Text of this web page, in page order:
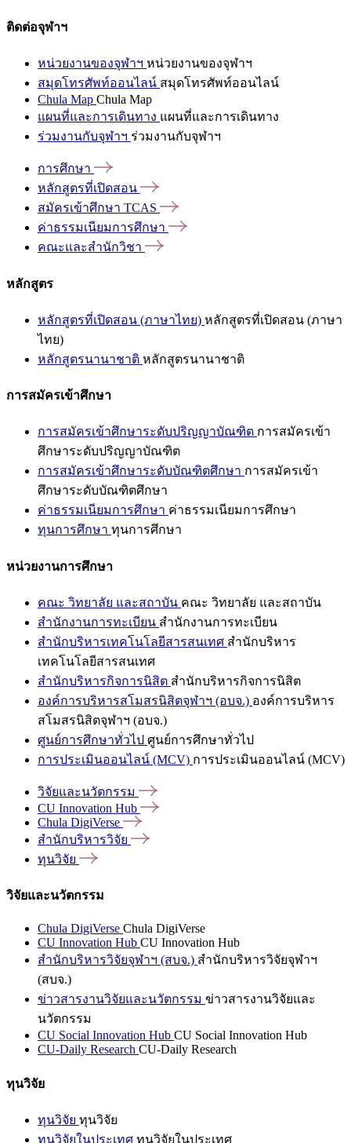
ติดต่อจุฬาฯ
หน่วยงานของจุฬาฯ หน่วยงานของจุฬาฯ
สมุดโทรศัพท์ออนไลน์ สมุดโทรศัพท์ออนไลน์
Chula Map Chula Map
แผนที่และการเดินทาง แผนที่และการเดินทาง
ร่วมงานกับจุฬาฯ ร่วมงานกับจุฬาฯ
การศึกษา
หลักสูตรที่เปิดสอน
สมัครเข้าศึกษา TCAS
ค่าธรรมเนียมการศึกษา
คณะและสำนักวิชา
หลักสูตร
หลักสูตรที่เปิดสอน (ภาษาไทย) หลักสูตรที่เปิดสอน (ภาษา
ไทย)
หลักสูตรนานาชาติ หลักสูตรนานาชาติ
การสมัครเข้าศึกษา
การสมัครเข้าศึกษาระดับปริญญาบัณฑิต การสมัครเข้า
ศึกษาระดับปริญญาบัณฑิต
การสมัครเข้าศึกษาระดับบัณฑิตศึกษา การสมัครเข้า
ศึกษาระดับบัณฑิตศึกษา
ค่าธรรมเนียมการศึกษา ค่าธรรมเนียมการศึกษา
ทุนการศึกษา ทุนการศึกษา
หน่วยงานการศึกษา
คณะ วิทยาลัย และสถาบัน คณะ วิทยาลัย และสถาบัน
สำนักงานการทะเบียน สำนักงานการทะเบียน
สำนักบริหารเทคโนโลยีสารสนเทศ สำนักบริหาร
เทคโนโลยีสารสนเทศ
สำนักบริหารกิจการนิสิต สำนักบริหารกิจการนิสิต
องค์การบริหารสโมสรนิสิตจุฬาฯ (อบจ.) องค์การบริหาร
สโมสรนิสิตจุฬาฯ (อบจ.)
ศูนย์การศึกษาทั่วไป ศูนย์การศึกษาทั่วไป
การประเมินออนไลน์ (MCV) การประเมินออนไลน์ (MCV)
วิจัยและนวัตกรรม
CU Innovation Hub
Chula DigiVerse
สำนักบริหารวิจัย
ทุนวิจัย
วิจัยและนวัตกรรม
Chula DigiVerse Chula DigiVerse
CU Innovation Hub CU Innovation Hub
สำนักบริหารวิจัยจุฬาฯ (สบจ.) สำนักบริหารวิจัยจุฬาฯ
(สบจ.)
ข่าวสารงานวิจัยและนวัตกรรม ข่าวสารงานวิจัยและ
นวัตกรรม
CU Social Innovation Hub CU Social Innovation Hub
CU-Daily Research CU-Daily Research
ทุนวิจัย
ทุนวิจัย ทุนวิจัย
ทุนวิจัยในประเทศ ทุนวิจัยในประเทศ